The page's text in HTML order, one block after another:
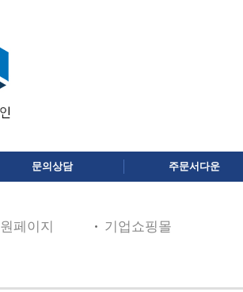
문의상담 주문서다운
원페이지 기업쇼핑몰